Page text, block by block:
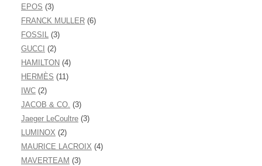
EPOS (3)
FRANCK MULLER (6)
FOSSIL (3)
GUCCI (2)
HAMILTON (4)
HERMÈS (11)
IWC (2)
JACOB & CO. (3)
Jaeger LeCoultre (3)
LUMINOX (2)
MAURICE LACROIX (4)
MAVERTEAM (3)